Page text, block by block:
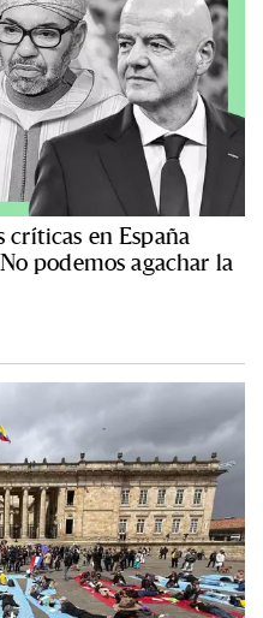
críticas en España
podemos agachar la